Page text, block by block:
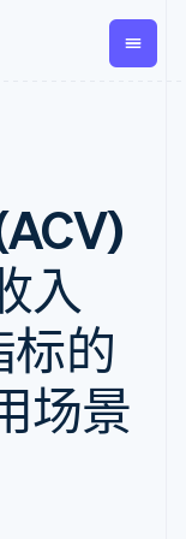
Global
Payouts
向第三
方打款
Crypto
钱包、
稳定币
发行和
发卡基
础设施
入
标的
场景